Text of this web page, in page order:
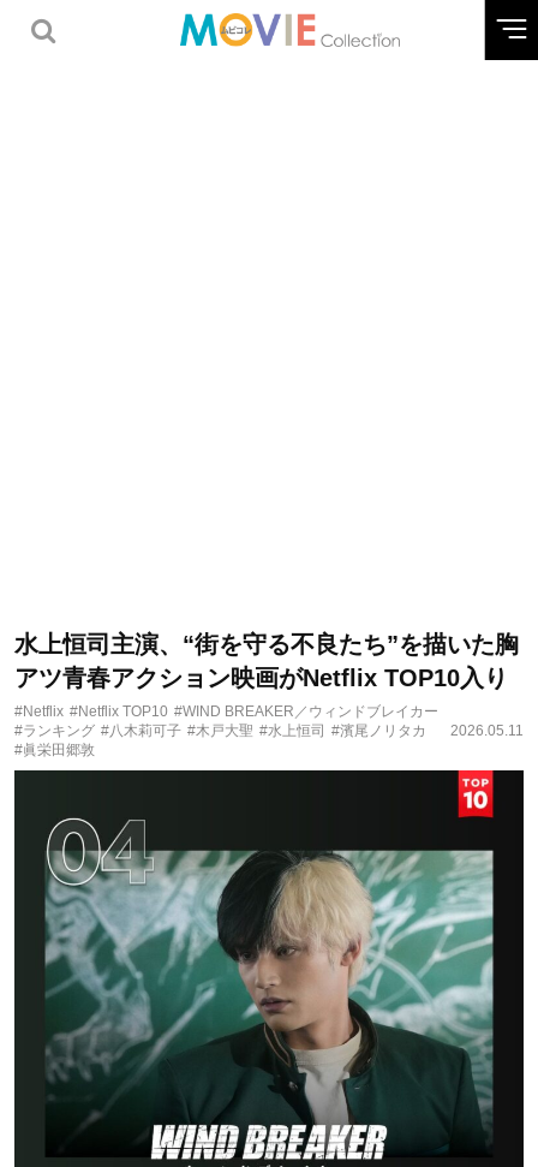
水上恒司主演、“街を守る不良たち”を描いた胸
アツ青春アクション映画がNetflix TOP10入り
#Netflix #Netflix TOP10 #WIND BREAKER／ウィンドブレイカー
#ランキング #八木莉可子 #木戸大聖 #水上恒司 #濱尾ノリタカ
#眞栄田郷敦
2026.05.11